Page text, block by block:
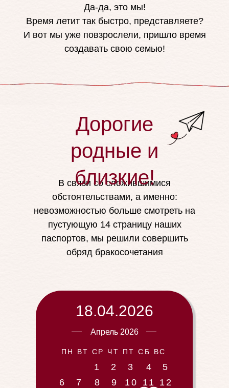
Да-да, это мы!
Время летит так быстро, представляете?
И вот мы уже повзрослели, пришло время
создавать свою семью!
Апрель 2026
18.04.2026
В связи со сложившимися
обстоятельствами, а именно:
невозможностью больше смотреть на
пустующую 14 страницу наших
паспортов, мы решили совершить
обряд бракосочетания
Дорогие
родные и
близкие!
3
2 4
5
6
8 9 10 11 12
1
ПН ВТ СР ЧТ ПТ СБ ВС
7